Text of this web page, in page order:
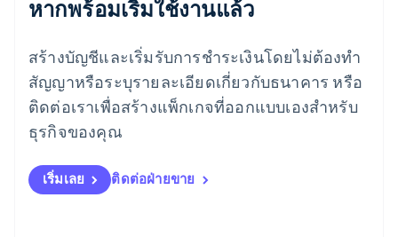
หากพร้อมเริ่มใช้งานแล้ว
สร้างบัญชีและเริ่มรับการชำระเงินโดยไม่ต้องทำ
สัญญาหรือระบุรายละเอียดเกี่ยวกับธนาคาร หรือ
ติดต่อเราเพื่อสร้างแพ็กเกจที่ออกแบบเองสำหรับ
ธุรกิจของคุณ
เริ่มเลย ติดต่อฝ่ายขาย
เยอรมนี
โรมาเนีย
English
ลักเซมเบิร์ก
FrançaisDeutschEnglish
ลัตเวีย
English
Deutsch English
ลิทัวเนีย